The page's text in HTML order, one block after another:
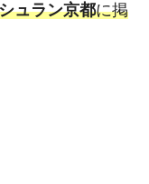
ュラン京都に掲